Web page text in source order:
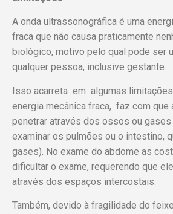
A onda ultrassonográfica é uma
fraca que não causa praticamente
biológico, motivo pelo qual pode ser
qualquer pessoa, inclusive gestante.
Isso acarreta em algumas
energia mecânica fraca, faz com que
penetrar através dos ossos ou gases
examinar os pulmões ou o intestino,
gases). No exame do abdome as
dificultar o exame, requerendo que
através dos espaços intercostais.
Também, devido à fragilidade do